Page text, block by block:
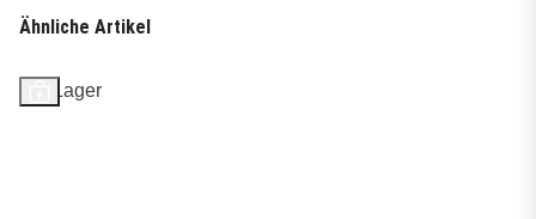
Ähnliche Artikel
Auf Lager